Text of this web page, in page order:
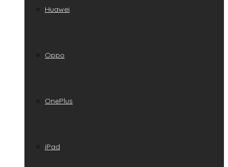
Huawei
Oppo
OnePlus
iPad